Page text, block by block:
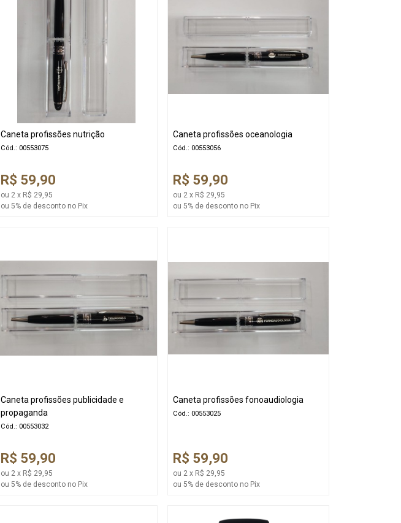
Caneta profissões nutrição
Cód.: 00553075
R$ 59,90
ou 2 x R$ 29,95
ou 5% de desconto no Pix
Caneta profissões oceanologia
Cód.: 00553056
R$ 59,90
ou 2 x R$ 29,95
ou 5% de desconto no Pix
Caneta profissões publicidade e
propaganda
Cód.: 00553032
R$ 59,90
ou 2 x R$ 29,95
ou 5% de desconto no Pix
Caneta profissões fonoaudiologia
Cód.: 00553025
R$ 59,90
ou 2 x R$ 29,95
ou 5% de desconto no Pix